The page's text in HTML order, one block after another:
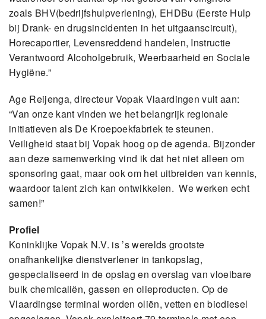
zoals BHV(bedrijfshulpverlening), EHDBu (Eerste Hulp
bij Drank- en drugsincidenten in het uitgaanscircuit),
Horecaportier, Levensreddend handelen, Instructie
Verantwoord Alcoholgebruik, Weerbaarheid en Sociale
Hygiëne.”
Age Reijenga, directeur Vopak Vlaardingen vult aan:
“Van onze kant vinden we het belangrijk regionale
initiatieven als De Kroepoekfabriek te steunen.
Veiligheid staat bij Vopak hoog op de agenda. Bijzonder
aan deze samenwerking vind ik dat het niet alleen om
sponsoring gaat, maar ook om het uitbreiden van kennis,
waardoor talent zich kan ontwikkelen. We werken echt
samen!”
Profiel
Koninklijke Vopak N.V. is ’s werelds grootste
onafhankelijke dienstverlener in tankopslag,
gespecialiseerd in de opslag en overslag van vloeibare
bulk chemicaliën, gassen en olieproducten. Op de
Vlaardingse terminal worden oliën, vetten en biodiesel